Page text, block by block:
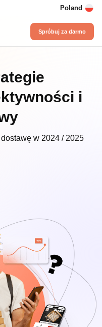
Poland
Spróbuj za darmo
i
w 2024 / 2025